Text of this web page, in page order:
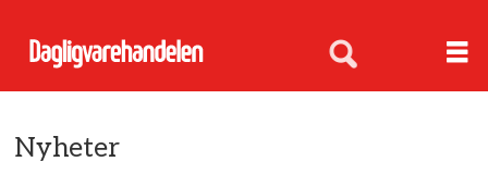
Nyheter